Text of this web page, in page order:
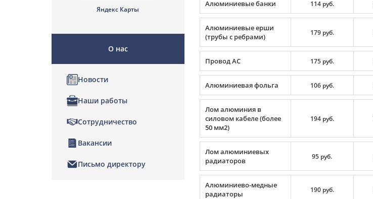
Алюминиевые банки 114 руб.
Алюминиевые ерши
(трубы с ребрами)
179 руб.
Провод АС 175 руб.
Алюминиевая фольга 106 руб.
Лом алюминия в
силовом кабеле (более
50 мм2)
194 руб.
Лом алюминиевых
радиаторов
95 руб.
Алюминиево-медные
радиаторы
190 руб.
Яндекс Карты
О нас
Новости
Наши работы
Сотрудничество
Вакансии
Письмо директору